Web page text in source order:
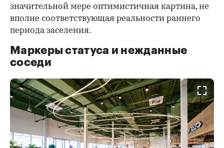
значительной мере оптимистичная картина, не
вполне соответствующая реальности раннего
периода заселения.
Маркеры статуса и нежданные
соседи